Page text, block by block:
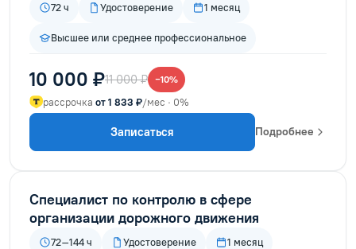
72 ч Удостоверение 1 месяц
Высшее или среднее профессиональное
10 000 ₽11 000 ₽ −10%
рассрочка от 1 833 ₽/мес · 0%
Записаться Подробнее
Специалист по контролю в сфере
организации дорожного движения
72–144 ч Удостоверение 1 месяц